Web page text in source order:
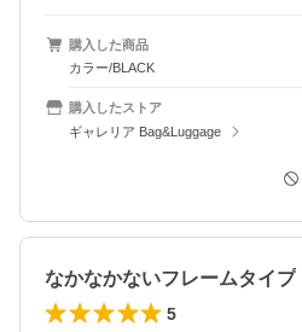
購入した商品
カラー/BLACK
購入したストア
ギャレリア Bag&Luggage
なかなかないフレームタイプ
5